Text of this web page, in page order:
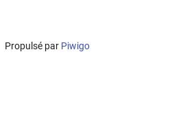
Propulsé par Piwigo